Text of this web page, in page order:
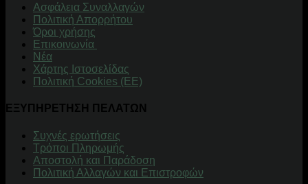
Aσφάλεια Συναλλαγών
Πολιτική Απορρήτου
Όροι χρήσης
Επικοινωνία
Νέα
Χάρτης Ιστοσελίδας
Πολιτική Cookies (ΕΕ)
ΕΞΥΠΗΡΕΤΗΣΗ ΠΕΛΑΤΩΝ
Συχνές ερωτήσεις
Τρόποι Πληρωμής
Αποστολή και Παράδοση
Πολιτική Αλλαγών και Επιστροφών